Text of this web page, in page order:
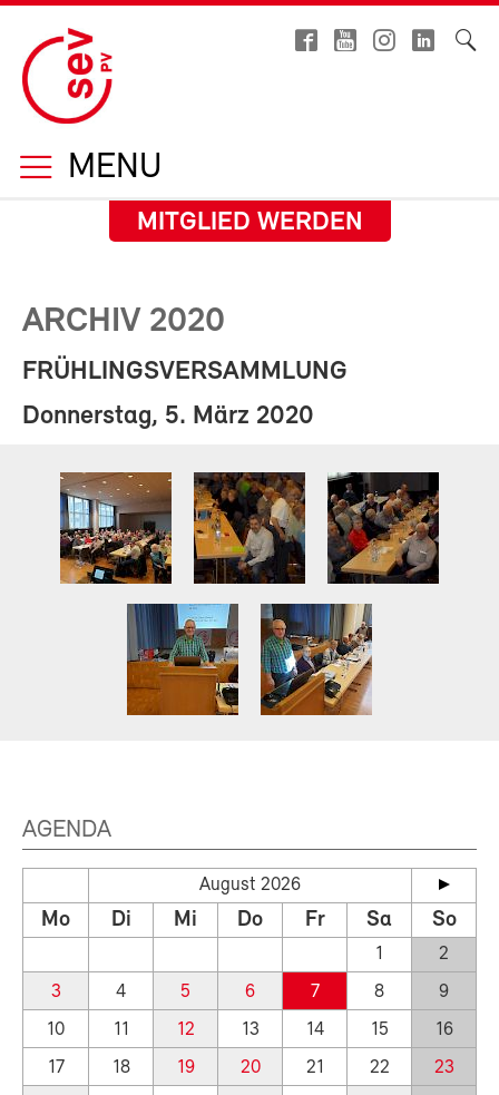
MENU
MITGLIED WERDEN
ARCHIV 2020
FRÜHLINGSVERSAMMLUNG
Donnerstag, 5. März 2020
AGENDA
August 2026
Mo Di Mi Do Fr Sa So
1
2
3
4 5 6 7 8
9
10
11 12 13 14 15
16
17
18 19 20 21 22
23